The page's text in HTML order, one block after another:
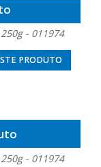
- 011974
PRODUTO
- 011974